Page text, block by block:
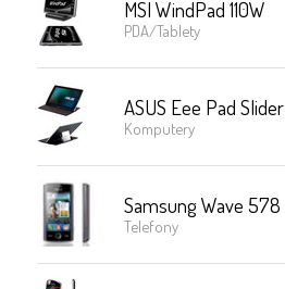
MSI WindPad 110W
PDA/Tablety
ASUS Eee Pad Slider
Komputery
Samsung Wave 578
Telefony